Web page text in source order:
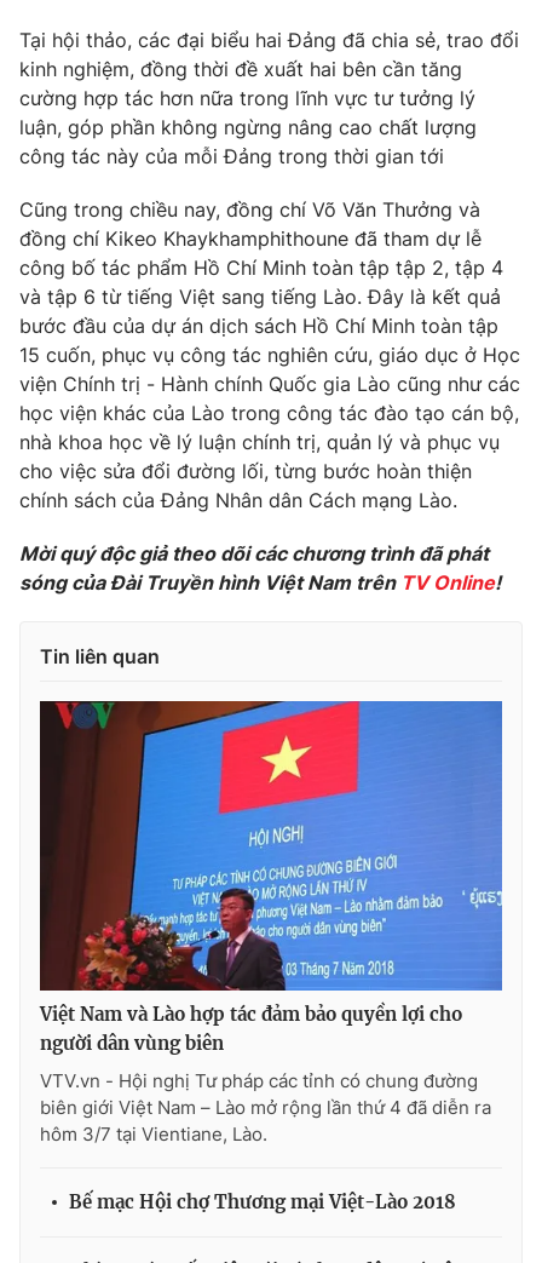
Tư vấn
Chuyên mục khác
Emagazine Podcast
Photo Infographic
Video Shorts video
VTV Money VTV Thể thao
VTV Sức khoẻ Bất động sản
Thị trường 24h Tấm lòng Việt
VTV4 Vươn mình bằng AI
Liên hệ tòa soạn English
THỜI BÁO VTV
Theo dõi báo trên
Cơ quan chủ quản:Đài Truyền hình Việt Nam
Cơ quan báo chí:
Thời báo VTV
Giấy phép hoạt động báo in và báo điện tử số 483/GP-BTTTT
cấp ngày 29/12/2023
Tổng Biên tập:
Vũ Thanh Thủy
Nguyễn Trọng Ninh
Tại hội thảo, các đại biểu hai Đảng đã chia sẻ, trao đổi
kinh nghiệm, đồng thời đề xuất hai bên cần tăng
cường hợp tác hơn nữa trong lĩnh vực tư tưởng lý
luận, góp phần không ngừng nâng cao chất lượng
công tác này của mỗi Đảng trong thời gian tới
Cũng trong chiều nay, đồng chí Võ Văn Thưởng và
đồng chí Kikeo Khaykhamphithoune đã tham dự lễ
công bố tác phẩm Hồ Chí Minh toàn tập tập 2, tập 4
và tập 6 từ tiếng Việt sang tiếng Lào. Đây là kết quả
bước đầu của dự án dịch sách Hồ Chí Minh toàn tập
15 cuốn, phục vụ công tác nghiên cứu, giáo dục ở Học
viện Chính trị - Hành chính Quốc gia Lào cũng như các
học viện khác của Lào trong công tác đào tạo cán bộ,
nhà khoa học về lý luận chính trị, quản lý và phục vụ
cho việc sửa đổi đường lối, từng bước hoàn thiện
chính sách của Đảng Nhân dân Cách mạng Lào.
Mời quý độc giả theo dõi các chương trình đã phát
sóng của Đài Truyền hình Việt Nam trên TV Online!
Tin liên quan
Việt Nam và Lào hợp tác đảm bảo quyền lợi cho
người dân vùng biên
VTV.vn - Hội nghị Tư pháp các tỉnh có chung đường
biên giới Việt Nam – Lào mở rộng lần thứ 4 đã diễn ra
hôm 3/7 tại Vientiane, Lào.
Bế mạc Hội chợ Thương mại Việt-Lào 2018